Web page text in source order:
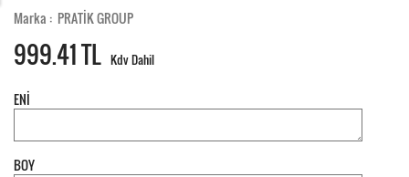
Marka : PRATİK GROUP
999.41 TL Kdv Dahil
ENİ
BOY